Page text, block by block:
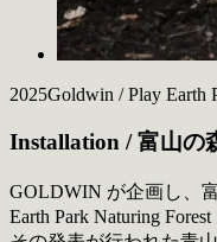
2025Goldwin / Play Earth
Installation / 富山の
GOLDWIN が企画し、
Earth Park Naturing Forest